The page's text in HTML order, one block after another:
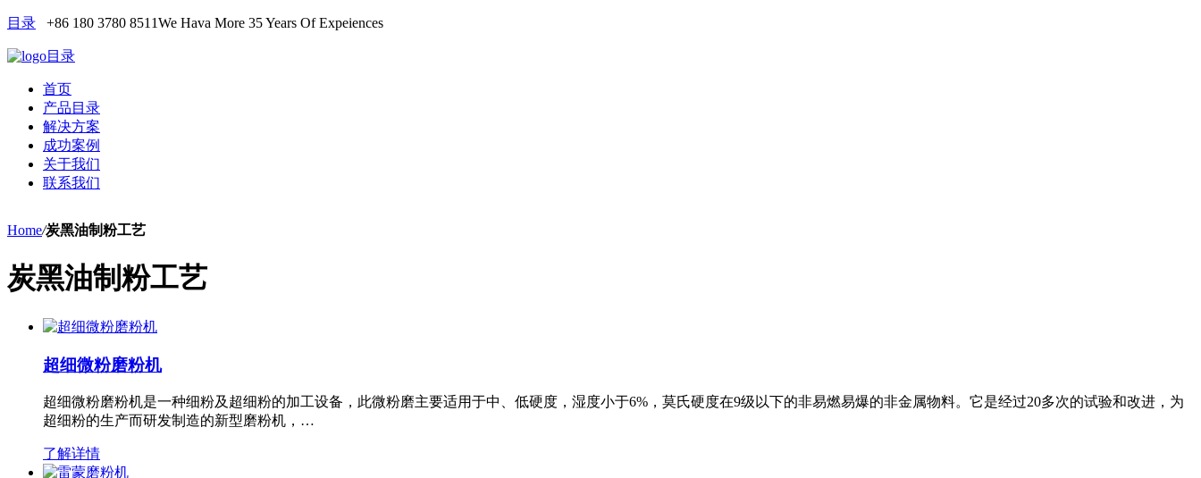
目录 +86 180 3780 8511We Hava More 35 Years Of Expeiences
目录
首页
产品目录
解决方案
成功案例
关于我们
联系我们
Home/炭黑油制粉工艺
炭黑油制粉工艺
超细微粉磨粉机
超细微粉磨粉机是一种细粉及超细粉的加工设备，此微粉磨主要适用于中、低硬度，湿度小于6%，莫氏硬度在9级以下的非易燃易爆的非金属物料。它是经过20多次的试验和改进，为
超细粉的生产而研发制造的新型磨粉机，…
了解详情